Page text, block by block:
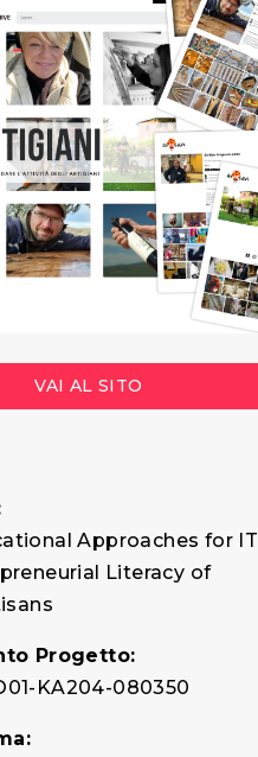
VAI AL SITO
Approaches for IT
Literacy of
Progetto:
KA204-080350